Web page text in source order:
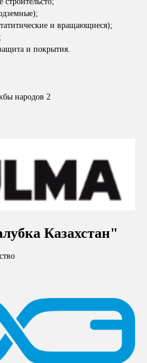
и вращающиеся);
и покрытия.
народов 2
Казахстан"